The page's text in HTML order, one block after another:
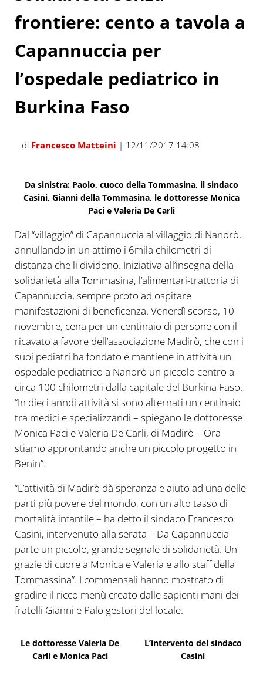
frontiere: cento a tavola a
Capannuccia per
l’ospedale pediatrico in
Burkina Faso
di Francesco Matteini | 12/11/2017 14:08
Da sinistra: Paolo, cuoco della Tommasina, il sindaco
Casini, Gianni della Tommasina, le dottoresse Monica
Paci e Valeria De Carli
Dal “villaggio” di Capannuccia al villaggio di Nanorò,
annullando in un attimo i 6mila chilometri di
distanza che li dividono. Iniziativa all’insegna della
solidarietà alla Tommasina, l’alimentari-trattoria di
Capannuccia, sempre proto ad ospitare
manifestazioni di beneficenza. Venerdì scorso, 10
novembre, cena per un centinaio di persone con il
ricavato a favore dell’associazione Madirò, che con i
suoi pediatri ha fondato e mantiene in attività un
ospedale pediatrico a Nanorò un piccolo centro a
circa 100 chilometri dalla capitale del Burkina Faso.
“In dieci anndi attività si sono alternati un centinaio
tra medici e specializzandi – spiegano le dottoresse
Monica Paci e Valeria De Carli, di Madirò – Ora
stiamo approntando anche un piccolo progetto in
Benin”.
“L’attività di Madirò dà speranza e aiuto ad una delle
parti più povere del mondo, con un alto tasso di
mortalità infantile – ha detto il sindaco Francesco
Casini, intervenuto alla serata – Da Capannuccia
parte un piccolo, grande segnale di solidarietà. Un
grazie di cuore a Monica e Valeria e allo staff della
Tommassina”. I commensali hanno mostrato di
gradire il ricco menù creato dalle sapienti mani dei
fratelli Gianni e Palo gestori del locale.
Le dottoresse Valeria De
Carli e Monica Paci
L’intervento del sindaco
Casini